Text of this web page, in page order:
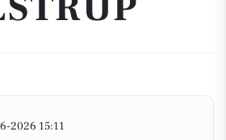
2026 15:11